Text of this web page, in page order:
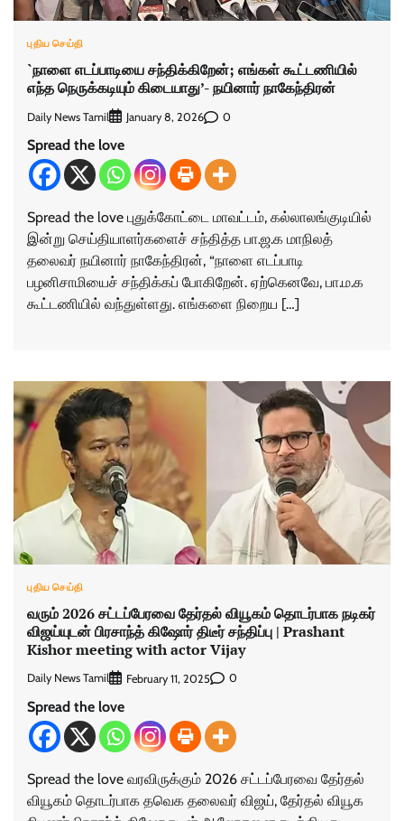
புதிய செய்தி
`நாளை எடப்பாடியை சந்திக்கிறேன்; எங்கள் கூட்டணியில்
எந்த நெருக்கடியும் கிடையாது’- நயினார் நாகேந்திரன்
Daily News Tamil January 8, 2026 0
Spread the love
Spread the love புதுக்கோட்டை மாவட்டம், கல்லாலங்குடியில்
இன்று செய்தியாளர்களைச் சந்தித்த பா.ஜ.க மாநிலத்
தலைவர் நயினார் நாகேந்திரன், “நாளை எடப்பாடி
பழனிசாமியைச் சந்திக்கப் போகிறேன். ஏற்கெனவே, பா.ம.க
கூட்டணியில் வந்துள்ளது.‌ எங்களை நிறைய […]
புதிய செய்தி
வரும் 2026 சட்டப்பேரவை தேர்தல் வியூகம் தொடர்பாக நடிகர்
விஜய்யுடன் பிரசாந்த் கிஷோர் திடீர் சந்திப்பு | Prashant
Kishor meeting with actor Vijay
Daily News Tamil February 11, 2025 0
Spread the love
Spread the love வரவிருக்கும் 2026 சட்டப்பேரவை தேர்தல்
வியூகம் தொடர்பாக தவெக தலைவர் விஜய், தேர்தல் வியூக